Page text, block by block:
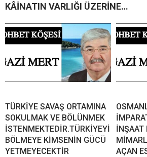
KÂİNATIN VARLIĞI ÜZERİNE…
TÜRKİYE SAVAŞ ORTAMINA
SOKULMAK VE BÖLÜNMEK
İSTENMEKTEDİR.TÜRKİYEYİ
BÖLMEYE KİMSENİN GÜCÜ
YETMEYECEKTİR
İNŞAAT
AÇAN